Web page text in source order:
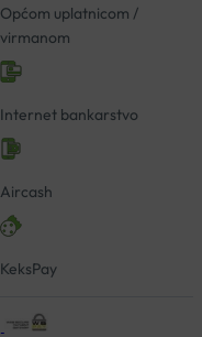
Općom uplatnicom /
virmanom
Internet bankarstvo
Aircash
KeksPay